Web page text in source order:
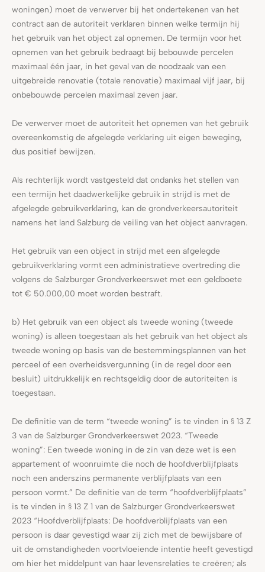
woningen) moet de verwerver bij het ondertekenen van het
contract aan de autoriteit verklaren binnen welke termijn hij
het gebruik van het object zal opnemen. De termijn voor het
opnemen van het gebruik bedraagt bij bebouwde percelen
maximaal één jaar, in het geval van de noodzaak van een
uitgebreide renovatie (totale renovatie) maximaal vijf jaar, bij
onbebouwde percelen maximaal zeven jaar.
De verwerver moet de autoriteit het opnemen van het gebruik
overeenkomstig de afgelegde verklaring uit eigen beweging,
dus positief bewijzen.
Als rechterlijk wordt vastgesteld dat ondanks het stellen van
een termijn het daadwerkelijke gebruik in strijd is met de
afgelegde gebruikverklaring, kan de grondverkeersautoriteit
namens het land Salzburg de veiling van het object aanvragen.
Het gebruik van een object in strijd met een afgelegde
gebruikverklaring vormt een administratieve overtreding die
volgens de Salzburger Grondverkeerswet met een geldboete
tot € 50.000,00 moet worden bestraft.
b) Het gebruik van een object als tweede woning (tweede
woning) is alleen toegestaan als het gebruik van het object als
tweede woning op basis van de bestemmingsplannen van het
perceel of een overheidsvergunning (in de regel door een
besluit) uitdrukkelijk en rechtsgeldig door de autoriteiten is
toegestaan.
De definitie van de term “tweede woning” is te vinden in § 13 Z
3 van de Salzburger Grondverkeerswet 2023. “Tweede
woning”: Een tweede woning in de zin van deze wet is een
appartement of woonruimte die noch de hoofdverblijfplaats
noch een anderszins permanente verblijfplaats van een
persoon vormt.” De definitie van de term “hoofdverblijfplaats”
is te vinden in § 13 Z 1 van de Salzburger Grondverkeerswet
2023 “Hoofdverblijfplaats: De hoofdverblijfplaats van een
persoon is daar gevestigd waar zij zich met de bewijsbare of
uit de omstandigheden voortvloeiende intentie heeft gevestigd
om hier het middelpunt van haar levensrelaties te creëren; als